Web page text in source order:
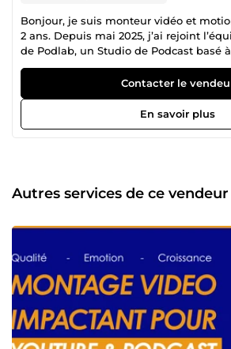
Bonjour, je suis monteur vidéo et
2 ans. Depuis mai 2025, j’ai rejoint
de Podlab, un Studio de Podcast basé
comme le studio préféré des
Entreprises au Bénin. J’y réalise des
YouTube, Shorts, TikToks, Reels,
promotionnelles. En parallèle, j’offre
ComeUp, où je collabore avec des
nouveaux clients. Si vous êtes créateur
entreprise ou une marque, n’hésitez
Contacter le
En savoir plus
Autres services de ce vendeur